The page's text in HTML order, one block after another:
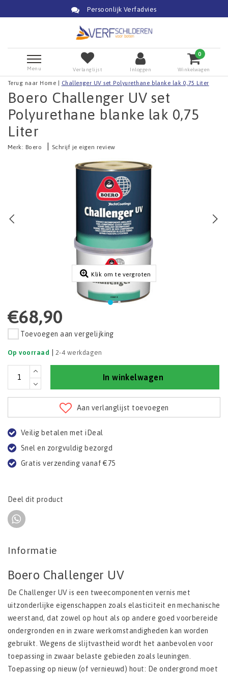
Menu Verlanglijst Inloggen
0
Winkelwagen
Terug naar Home Challenger UV set Polyurethane blanke lak 0,75 Liter
Boero Challenger UV set
Polyurethane blanke lak 0,75
Liter
Merk: Boero Schrijf je eigen review
Klik om te vergroten
€68,90
Toevoegen aan vergelijking
Op voorraad 2-4 werkdagen
In winkelwagen
Aan verlanglijst toevoegen
Veilig betalen met iDeal
Snel en zorgvuldig bezorgd
Gratis verzending vanaf €75
Deel dit product
Informatie
Boero Challenger UV
De Challenger UV is een tweecomponenten vernis met
uitzonderlijke eigenschappen zoals elasticiteit en mechanische
weerstand, dat zowel op hout als op andere goed voorbereide
ondergronden en in zware werkomstandigheden kan worden
gebruikt. Wegens de slijtvastheid wordt het aanbevolen voor
toepassing in zwaar belaste gebieden zoals leuningen.
Toepassing op nieuw (of vernieuwd) hout: De ondergrond moet